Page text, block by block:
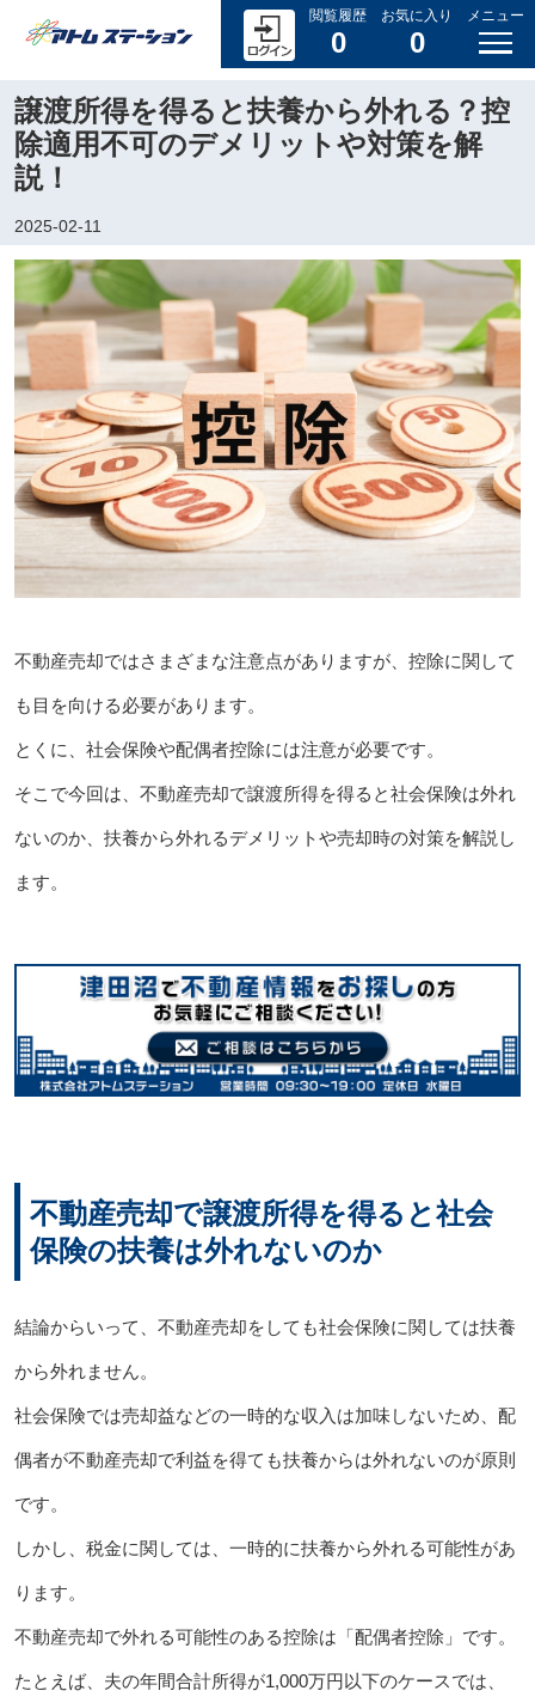
閲覧履歴
0
お気に入り
0
メニュー
譲渡所得を得ると扶養から外れる？控
除適用不可のデメリットや対策を解
説！
2025-02-11
不動産売却ではさまざまな注意点がありますが、控除に関して
も目を向ける必要があります。
とくに、社会保険や配偶者控除には注意が必要です。
そこで今回は、不動産売却で譲渡所得を得ると社会保険は外れ
ないのか、扶養から外れるデメリットや売却時の対策を解説し
ます。
不動産売却で譲渡所得を得ると社会
保険の扶養は外れないのか
結論からいって、不動産売却をしても社会保険に関しては扶養
から外れません。
社会保険では売却益などの一時的な収入は加味しないため、配
偶者が不動産売却で利益を得ても扶養からは外れないのが原則
です。
しかし、税金に関しては、一時的に扶養から外れる可能性があ
ります。
不動産売却で外れる可能性のある控除は「配偶者控除」です。
たとえば、夫の年間合計所得が1,000万円以下のケースでは、